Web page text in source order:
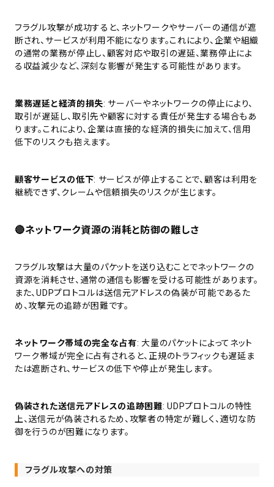
フラグル攻撃が成功すると、ネットワークやサーバーの通信が遮
断され、サービスが利用不能になります。これにより、企業や組織
の通常の業務が停止し、顧客対応や取引の遅延、業務停止によ
る収益減少など、深刻な影響が発生する可能性があります。
業務遅延と経済的損失: サーバーやネットワークの停止により、
取引が遅延し、取引先や顧客に対する責任が発生する場合もあ
ります。これにより、企業は直接的な経済的損失に加えて、信用
低下のリスクも抱えます。
顧客サービスの低下: サービスが停止することで、顧客は利用を
継続できず、クレームや信頼損失のリスクが生じます。
🔴ネットワーク資源の消耗と防御の難しさ
フラグル攻撃は大量のパケットを送り込むことでネットワークの
資源を消耗させ、通常の通信も影響を受ける可能性があります。
また、UDPプロトコルは送信元アドレスの偽装が可能であるた
め、攻撃元の追跡が困難です。
ネットワーク帯域の完全な占有: 大量のパケットによってネット
ワーク帯域が完全に占有されると、正規のトラフィックも遅延ま
たは遮断され、サービスの低下や停止が発生します。
偽装された送信元アドレスの追跡困難: UDPプロトコルの特性
上、送信元が偽装されるため、攻撃者の特定が難しく、適切な防
御を行うのが困難になります。
フラグル攻撃への対策